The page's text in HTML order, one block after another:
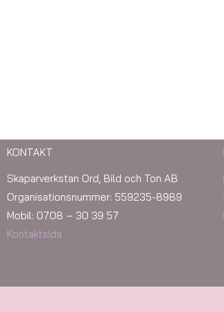
KONTAKT
Skaparverkstan Ord, Bild och Ton AB
Organisationsnummer: 559235-8989
Mobil: 0708 – 30 39 57
Kontaktsida